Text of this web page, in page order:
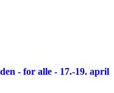
- for alle - 17.-19. april